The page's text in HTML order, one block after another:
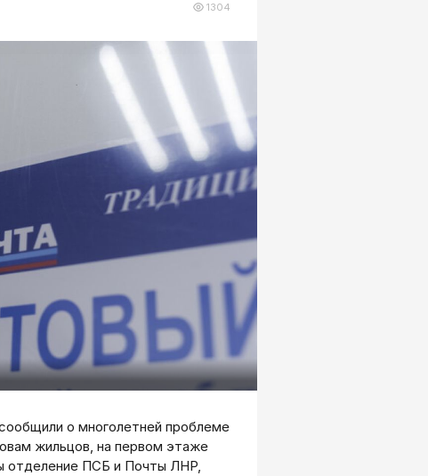
1304
о многолетней проблеме
жильцов, на первом этаже
отделение ПСБ и Почты ЛНР,